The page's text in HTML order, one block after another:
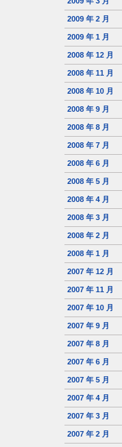
2009 年 2 月
2009 年 1 月
2008 年 12 月
2008 年 11 月
2008 年 10 月
2008 年 9 月
2008 年 8 月
2008 年 7 月
2008 年 6 月
2008 年 5 月
2008 年 4 月
2008 年 3 月
2008 年 2 月
2008 年 1 月
2007 年 12 月
2007 年 11 月
2007 年 10 月
2007 年 9 月
2007 年 8 月
2007 年 6 月
2007 年 5 月
2007 年 4 月
2007 年 3 月
2007 年 2 月